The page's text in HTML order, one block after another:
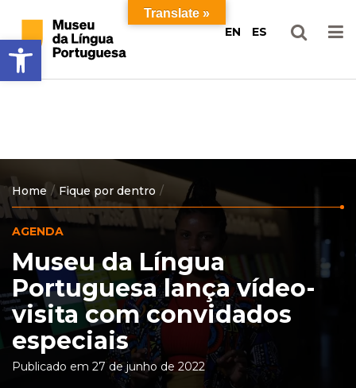
Barra de Ferramentas Aberta
para
o
conteúdo
para
o
menu
principal
EN ES
Home Fique por dentro
AGENDA
Museu da Língua
Portuguesa lança vídeo-
visita com convidados
especiais
Publicado em 27 de junho de 2022
Translate »